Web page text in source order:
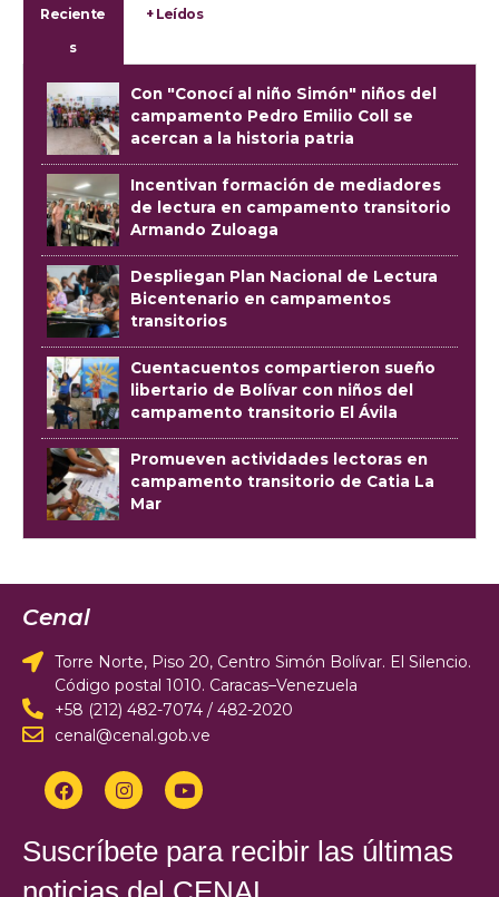
Reciente
s
+ Leídos
Con "Conocí al niño Simón" niños del
campamento Pedro Emilio Coll se
acercan a la historia patria
Incentivan formación de mediadores
de lectura en campamento transitorio
Armando Zuloaga
Despliegan Plan Nacional de Lectura
Bicentenario en campamentos
transitorios
Cuentacuentos compartieron sueño
libertario de Bolívar con niños del
campamento transitorio El Ávila
Promueven actividades lectoras en
campamento transitorio de Catia La
Mar
Cenal
Torre Norte, Piso 20, Centro Simón Bolívar. El Silencio.
Código postal 1010. Caracas–Venezuela
+58 (212) 482-7074 / 482-2020
cenal@cenal.gob.ve
Suscríbete para recibir las últimas